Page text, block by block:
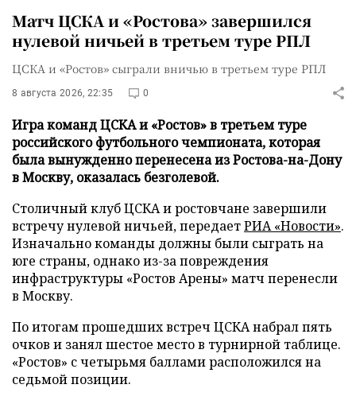
Матч ЦСКА и «Ростова» завершился
нулевой ничьей в третьем туре РПЛ
ЦСКА и «Ростов» сыграли вничью в третьем туре РПЛ
8 августа 2026, 22:35 0
Игра команд ЦСКА и «Ростов» в третьем туре
российского футбольного чемпионата, которая
была вынужденно перенесена из Ростова-на-Дону
в Москву, оказалась безголевой.
Столичный клуб ЦСКА и ростовчане завершили
встречу нулевой ничьей, передаетРИА «Новости».
Изначально команды должны были сыграть на
юге страны, однако из-за повреждения
инфраструктуры «Ростов Арены» матч перенесли
в Москву.
По итогам прошедших встреч ЦСКА набрал пять
очков и занял шестое место в турнирной таблице.
«Ростов» с четырьмя баллами расположился на
седьмой позиции.